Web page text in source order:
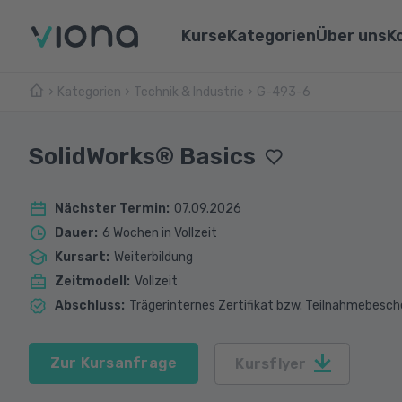
Kurse
Umschulungen
Kategorien
Pflege & Medizin
Über uns
Kategorien Technik & Industrie G-493-6
SolidWorks® Basics
Nächster Termin: 07.09.2026
Dauer: 6 Wochen in Vollzeit
Kursart: Weiterbildung
Zeitmodell : Vollzeit
Abschluss: Trägerinternes Zertifikat bzw.
Zur Kursanfrage Kursflyer